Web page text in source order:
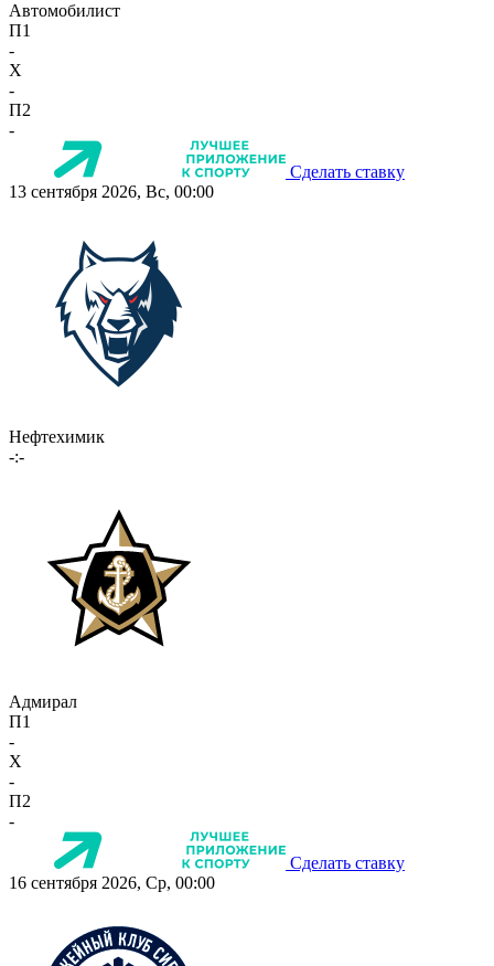
Автомобилист
П1
-
X
-
П2
-
Сделать ставку
13 сентября 2026, Вс, 00:00
Нефтехимик
-:-
Адмирал
П1
-
X
-
П2
-
Сделать ставку
16 сентября 2026, Ср, 00:00